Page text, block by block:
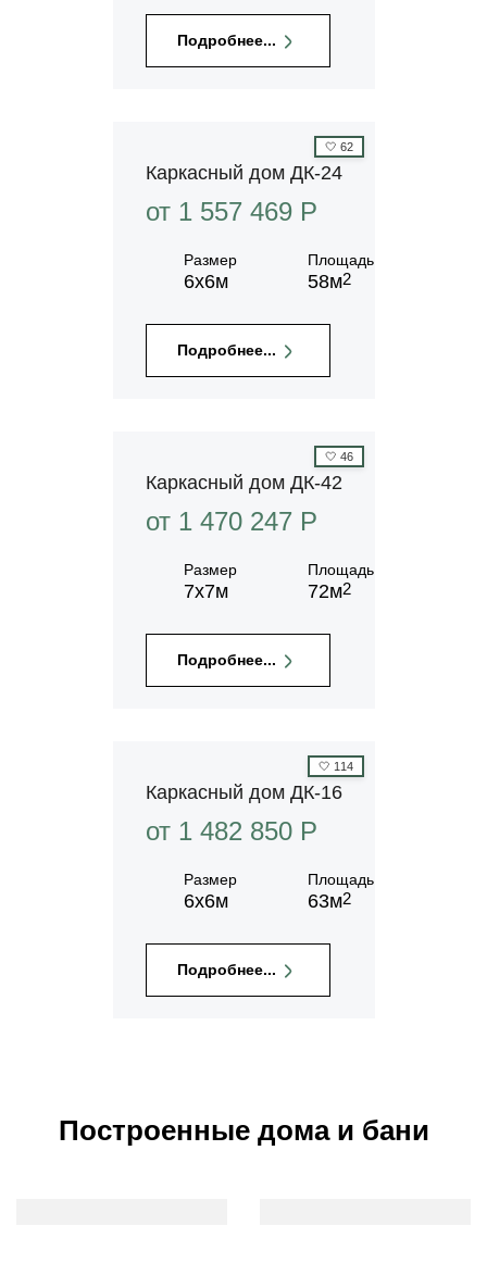
Подробнее...
🤍 62
Каркасный дом ДК-24
от 1 557 469 P
Размер
6х6м
Площадь
58м2
Подробнее...
🤍 46
Каркасный дом ДК-42
от 1 470 247 P
Размер
7х7м
Площадь
72м2
Подробнее...
🤍 114
Каркасный дом ДК-16
от 1 482 850 P
Размер
6х6м
Площадь
63м2
Подробнее...
Построенные дома и бани